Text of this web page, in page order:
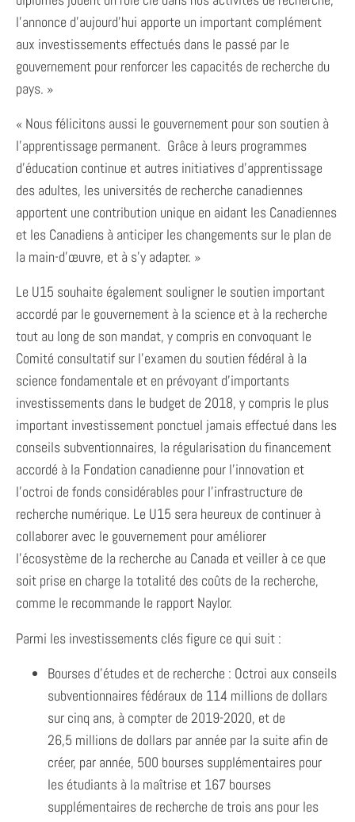
l’annonce d’aujourd’hui apporte un important complément
aux investissements effectués dans le passé par le
gouvernement pour renforcer les capacités de recherche du
pays. »
« Nous félicitons aussi le gouvernement pour son soutien à
l’apprentissage permanent. Grâce à leurs programmes
d’éducation continue et autres initiatives d’apprentissage
des adultes, les universités de recherche canadiennes
apportent une contribution unique en aidant les Canadiennes
et les Canadiens à anticiper les changements sur le plan de
la main-d’œuvre, et à s’y adapter. »
Le U15 souhaite également souligner le soutien important
accordé par le gouvernement à la science et à la recherche
tout au long de son mandat, y compris en convoquant le
Comité consultatif sur l’examen du soutien fédéral à la
science fondamentale et en prévoyant d’importants
investissements dans le budget de 2018, y compris le plus
important investissement ponctuel jamais effectué dans les
conseils subventionnaires, la régularisation du financement
accordé à la Fondation canadienne pour l’innovation et
l’octroi de fonds considérables pour l’infrastructure de
recherche numérique. Le U15 sera heureux de continuer à
collaborer avec le gouvernement pour améliorer
l’écosystème de la recherche au Canada et veiller à ce que
soit prise en charge la totalité des coûts de la recherche,
comme le recommande le rapport Naylor.
Parmi les investissements clés figure ce qui suit :
Bourses d’études et de recherche : Octroi aux conseils
subventionnaires fédéraux de 114 millions de dollars
sur cinq ans, à compter de 2019-2020, et de
26,5 millions de dollars par année par la suite afin de
créer, par année, 500 bourses supplémentaires pour
les étudiants à la maîtrise et 167 bourses
supplémentaires de recherche de trois ans pour les